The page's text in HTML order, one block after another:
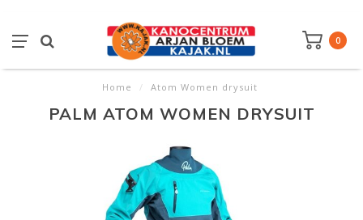
0
Home / Atom Women drysuit
PALM ATOM WOMEN DRYSUIT